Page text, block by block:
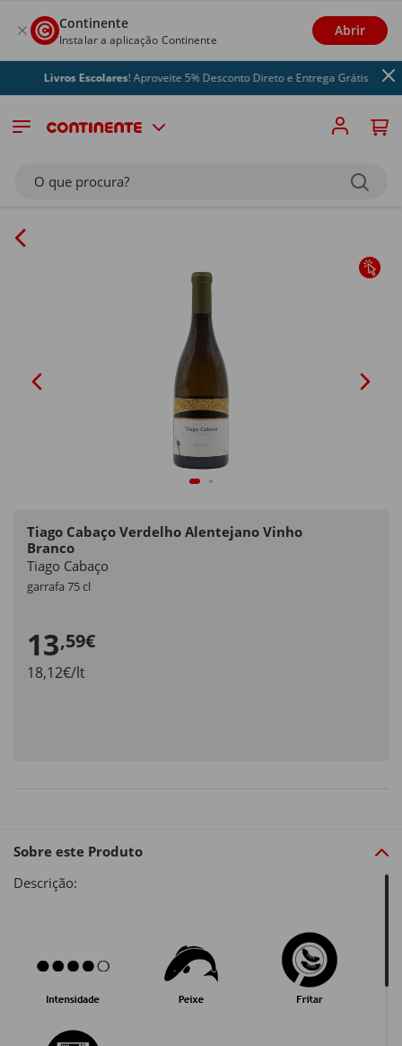
Continente
Instalar a aplicação Continente
Abrir
Livros Escolares! Aproveite 5% Desconto Direto e Entrega Grátis
O que procura?
Tiago Cabaço Verdelho Alentejano Vinho
Branco
Tiago Cabaço
garrafa 75 cl
13,59€
18,12€/lt
Sobre este Produto
Descrição: